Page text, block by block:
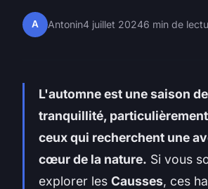
A Antonin4 juillet 20246 min de
L'automne est une saison
tranquillité,
ceux qui recherchent une
cœur de la nature. Si vous
explorer les Causses, ces